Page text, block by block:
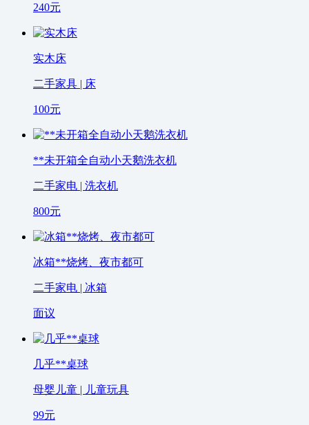
240元
实木床
二手家具 | 床
100元
**未开箱全自动小天鹅洗衣机
二手家电 | 洗衣机
800元
冰箱**烧烤、夜市都可
二手家电 | 冰箱
面议
几乎**桌球
母婴儿童 | 儿童玩具
99元